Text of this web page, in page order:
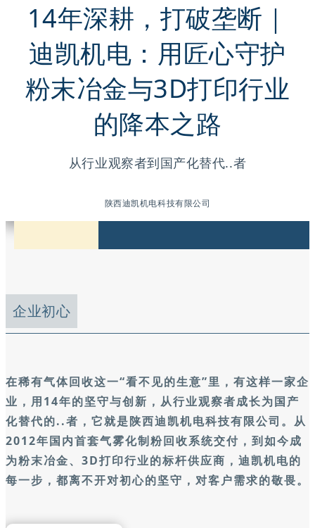
14年深耕，打破垄断｜
迪凯机电：用匠心守护
粉末冶金与3D打印行业
的降本之路
从行业观察者到国产化替代..者
陕西迪凯机电科技有限公司
企业初心
在稀有气体回收这一“看不见的生意”里，有这样一家企
业，用14年的坚守与创新，从行业观察者成长为国产
化替代的..者，它就是陕西迪凯机电科技有限公司。从
2012年国内首套气雾化制粉回收系统交付，到如今成
为粉末冶金、3D打印行业的标杆供应商，迪凯机电的
每一步，都离不开对初心的坚守，对客户需求的敬畏。